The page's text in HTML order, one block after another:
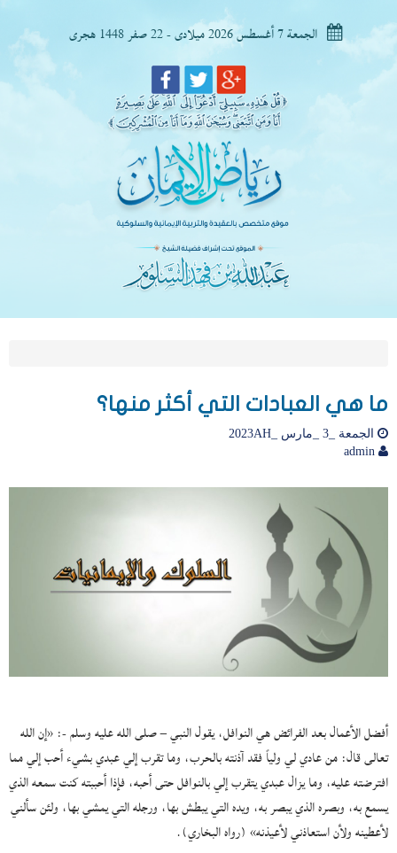
الجمعة 7 أغسطس 2026 ميلادى - 22 صفر 1448 هجرى
ما هي العبادات التي أكثر منها؟
الجمعة _3 _مارس _2023AH
أفضل الأعمال بعد الفرائض هي النوافل، يقول النبي – صلى الله عليه وسلم -: «إن الله
تعالى قال: من عادي لي ولياً فقد آذنته بالحرب، وما تقرب إلي عبدي بشيء أحب إلي مما
افترضته عليه، وما يزال عبدي يتقرب إلي بالنوافل حتى أحبه، فإذا أحببته كنت سمعه الذي
يسمع به، وبصره الذي يبصر به، ويده التي يبطش بها، ورجله التي يمشي بها، ولئن سألني
لأعطينه ولأن استعاذني لأعيذنه» (رواه البخاري).